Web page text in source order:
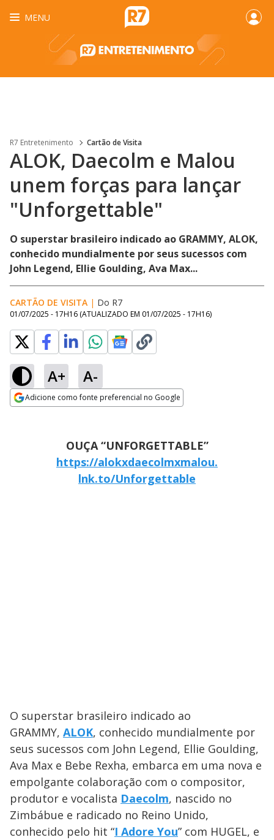
MENU
R7 Entretenimento Cartão de Visita
ALOK, Daecolm e Malou
unem forças para lançar
"Unforgettable"
O superstar brasileiro indicado ao GRAMMY, ALOK,
conhecido mundialmente por seus sucessos com
John Legend, Ellie Goulding, Ava Max...
CARTÃO DE VISITA | Do R7
01/07/2025 - 17H16 (ATUALIZADO EM 01/07/2025 - 17H16)
A+ A-
Adicione como fonte preferencial no Google
OUÇA “UNFORGETTABLE”
https://alokxdaecolmxmalou.
lnk.to/Unforgettable
O superstar brasileiro indicado ao
GRAMMY, ALOK, conhecido mundialmente por
seus sucessos com John Legend, Ellie Goulding,
Ava Max e Bebe Rexha, embarca em uma nova e
empolgante colaboração com o compositor,
produtor e vocalista Daecolm, nascido no
Zimbábue e radicado no Reino Unido,
conhecido pelo hit “I Adore You” com HUGEL, e